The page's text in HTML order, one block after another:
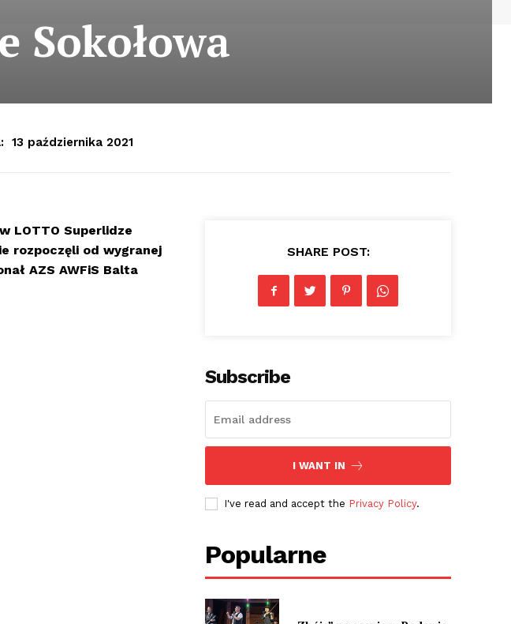
Sokołowa
13 października 2021
LOTTO Superlidze
rozpoczęli od wygranej
AZS AWFiS Balta
SHARE POST:
Subscribe
I WANT IN
I've read and accept the Privacy Policy.
Popularne